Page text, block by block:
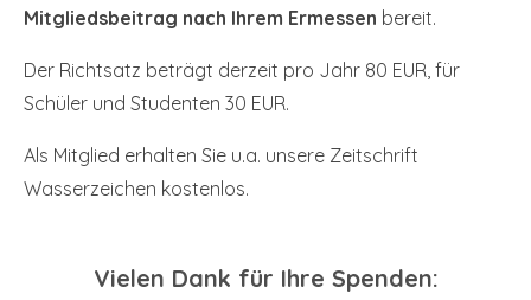
Mitgliedsbeitrag nach Ihrem Ermessen bereit.
Der Richtsatz beträgt derzeit pro Jahr 80 EUR, für
Schüler und Studenten 30 EUR.
Als Mitglied erhalten Sie u.a. unsere Zeitschrift
Wasserzeichen kostenlos.
Vielen Dank für Ihre Spenden: